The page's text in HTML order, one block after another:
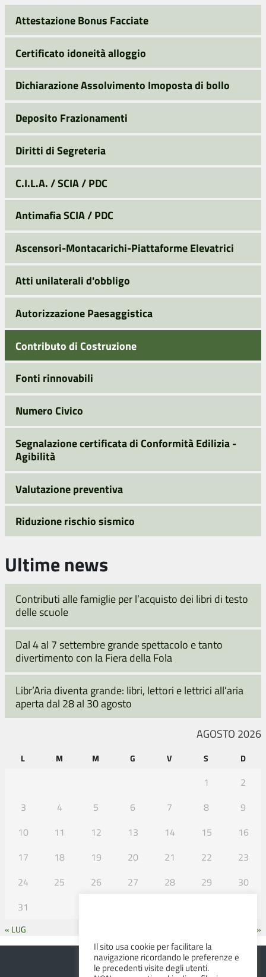
Attestazione Bonus Facciate
Certificato idoneità alloggio
Dichiarazione Assolvimento Imoposta di bollo
Deposito Frazionamenti
Diritti di Segreteria
C.I.L.A. / SCIA / PDC
Antimafia SCIA / PDC
Ascensori-Montacarichi-Piattaforme Elevatrici
Atti unilaterali d'obbligo
Autorizzazione Paesaggistica
Contributo di Costruzione
Fonti rinnovabili
Numero Civico
Segnalazione certificata di Conformità Edilizia -
Agibilità
Valutazione preventiva
Riduzione rischio sismico
Ultime news
Contributi alle famiglie per l’acquisto dei libri di testo
delle scuole
Dal 4 al 7 settembre grande spettacolo e tanto
divertimento con la Fiera della Fola
Libr’Aria diventa grande: libri, lettori e lettrici all’aria
aperta dal 28 al 30 agosto
AGOSTO 2026
L M M G V S D
1
2
3
4 5 6 7 8
9
10
11 12 13 14 15
16
17
18 19 20 21 22
23
24
25 26 27 28 29
30
31
« LUG
SET »
Il sito usa cookie per facilitare la
navigazione ricordando le preferenze e
le precedenti visite degli utenti.